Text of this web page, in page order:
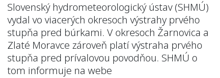
Slovenský hydrometeorologický ústav (SHMÚ)
vydal vo viacerých okresoch výstrahy prvého
stupňa pred búrkami. V okresoch Žarnovica a
Zlaté Moravce zároveň platí výstraha prvého
stupňa pred prívalovou povodňou. SHMÚ o
tom informuje na webe